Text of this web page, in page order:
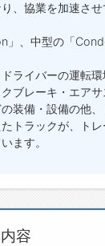
、協業を加速させ
」、中型の「
ライバーの運転
ブレーキ・エア
装備・設備の他
トラックが、ト
ます。
容